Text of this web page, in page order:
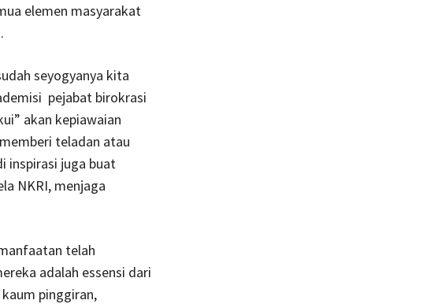
elemen masyarakat
seyogyanya kita
pejabat birokrasi
akan kepiawaian
teladan atau
inspirasi juga buat
NKRI, menjaga
telah
adalah essensi dari
pinggiran,